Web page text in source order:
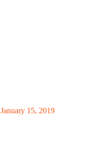
January 15, 2019